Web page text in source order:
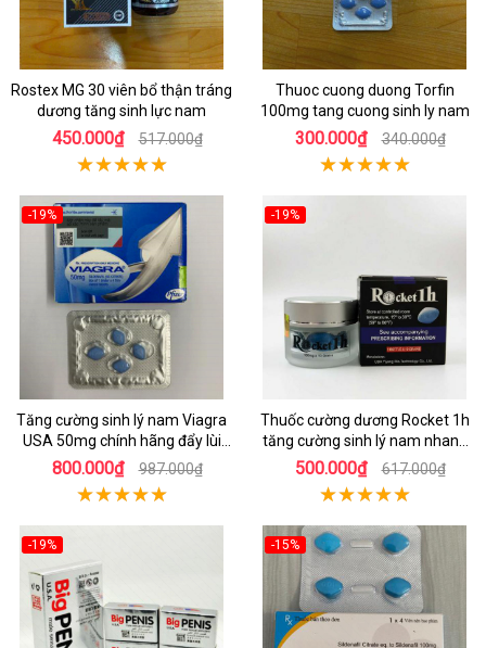
Rostex MG 30 viên bổ thận tráng
dương tăng sinh lực nam
450.000₫ 517.000₫
Thuoc cuong duong Torfin
100mg tang cuong sinh ly nam
300.000₫ 340.000₫
-19%
Tăng cường sinh lý nam Viagra
USA 50mg chính hãng đẩy lùi
yếu sinh lý
800.000₫ 987.000₫
-19%
Thuốc cường dương Rocket 1h
tăng cường sinh lý nam nhanh
hiệu quả
500.000₫ 617.000₫
-19% -15%